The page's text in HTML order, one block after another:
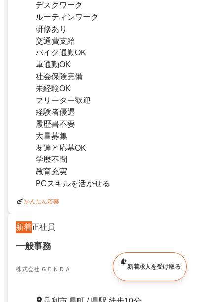
デスクワーク
ルーティンワーク
研修あり
交通費支給
バイク通勤OK
車通勤OK
社会保険完備
未経験OK
フリーター歓迎
経験者優遇
履歴書不要
大量募集
友達と応募OK
学歴不問
教育充実
PCスキルを活かせる
かんたん応募
新着正社員
一般事務
株式会社 ＧＥＮＤＡ 新着求人を受け取る